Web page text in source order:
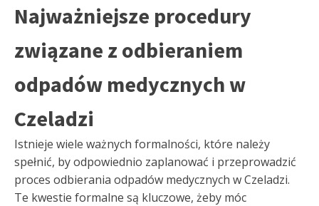
Najważniejsze procedury
związane z odbieraniem
odpadów medycznych w
Czeladzi
Istnieje wiele ważnych formalności, które należy
spełnić, by odpowiednio zaplanować i przeprowadzić
proces odbierania odpadów medycznych w Czeladzi.
Te kwestie formalne są kluczowe, żeby móc